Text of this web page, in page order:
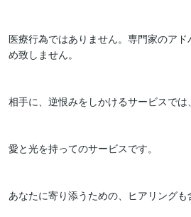
医療行為ではありません。専門家のア
め致しません。
相手に、逆恨みをしかけるサービスでは
愛と光を持ってのサービスです。
あなたに寄り添うための、ヒアリングも